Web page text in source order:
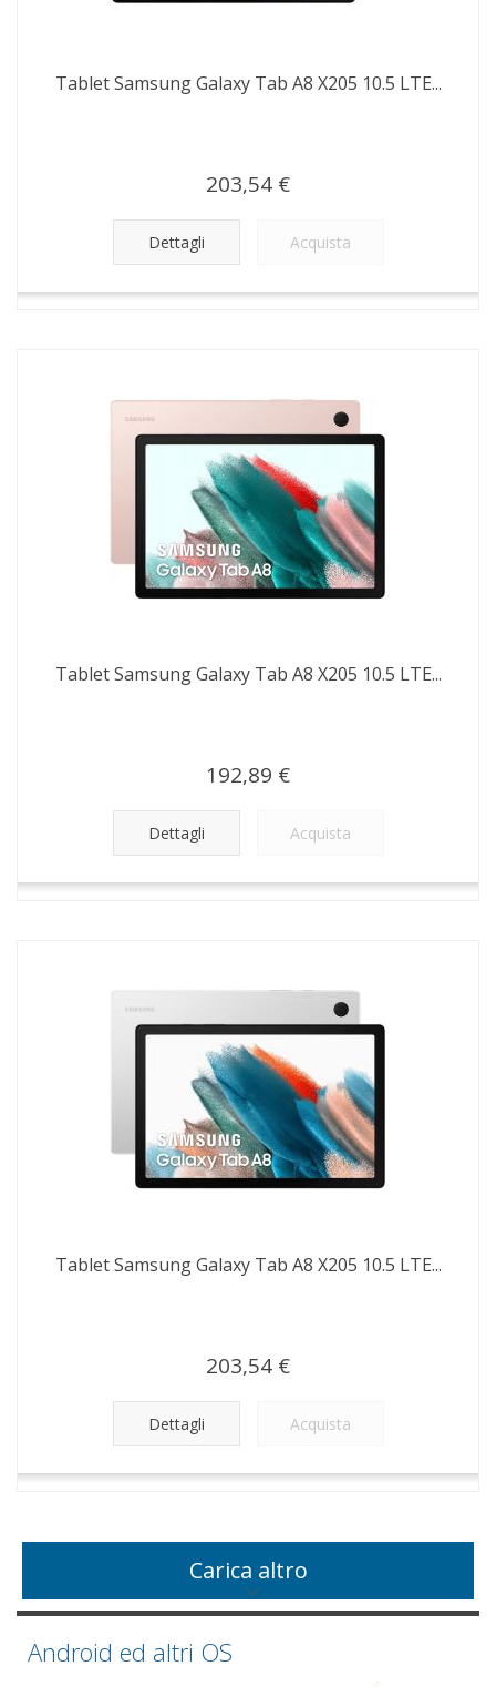
Tablet Samsung Galaxy Tab A8 X205 10.5 LTE...
203,54 €
Dettagli Acquista
Tablet Samsung Galaxy Tab A8 X205 10.5 LTE...
192,89 €
Dettagli Acquista
Tablet Samsung Galaxy Tab A8 X205 10.5 LTE...
203,54 €
Dettagli Acquista
Carica altro
Android ed altri OS